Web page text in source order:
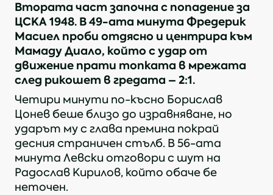
Втората част започна с попадение за
ЦСКА 1948. В 49-ата минута Фредерик
Масиел проби отдясно и центрира към
Мамаду Диало, който с удар от
движение прати топката в мрежата
след рикошет в гредата – 2:1.
Четири минути по-късно Борислав
Цонев беше близо до изравняване, но
ударът му с глава премина покрай
десния страничен стълб. В 56-ата
минута Левски отговори с шут на
Радослав Кирилов, който обаче бе
неточен.